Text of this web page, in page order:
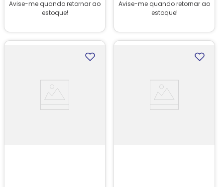
Avise-me quando retornar ao
estoque!
Avise-me quando retornar ao
estoque!